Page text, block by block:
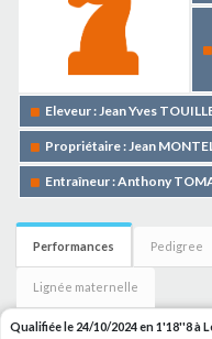
Eleveur : Jean Yves
Propriétaire : Jean
Entraîneur : Anthony
Performances Pedigree
Lignée maternelle
Qualifiée le 24/10/2024 en 1'18''8 à